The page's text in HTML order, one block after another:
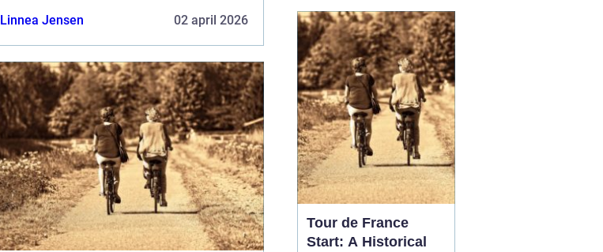
Linnea Jensen 02 april 2026
effektiv konkurrence. Når
en tennis turnering
organiseres, er der en
lang række aspekter at
vurdere, herunder
seeding, turnerin...
Tour de France
Start: A Historical